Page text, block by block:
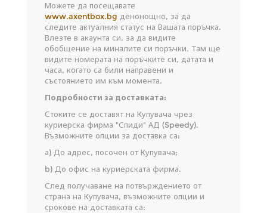
Можете да посещавате
www.axentbox.bg денонощно, за да
следите актуалния статус на Вашата поръчка.
Влезте в акаунта си, за да видите
обобщение на миналите си поръчки. Там ще
видите номерата на поръчките си, датата и
часа, когато са били направени и
състоянието им към момента.
Подробности за доставката:
Стоките се доставят на Купувача чрез
куриерска фирма "Спиди" АД (Speedy).
Възможните опции за доставка са:
а) До адрес, посочен от Купувача;
b) До офис на куриерската фирма.
След получаване на потвърждението от
страна на Купувача, възможните опции и
срокове на доставката са: